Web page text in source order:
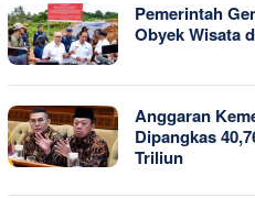
Pemerintah
Obyek Wisata
Anggaran
Dipangkas
Triliun